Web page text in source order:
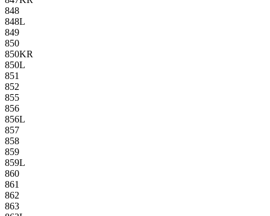
848
848L
849
850
850KR
850L
851
852
855
856
856L
857
858
859
859L
860
861
862
863